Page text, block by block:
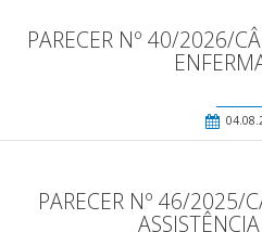
PARECER Nº 40/2026/
PARECER Nº 46/2025/